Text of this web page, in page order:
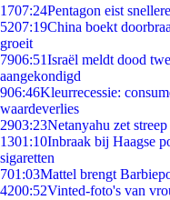
1707:24Pentagon eist
5207:19China boekt
groeit
7906:51Israël meldt dood
aangekondigd
906:46Kleurrecessie:
waardeverlies
2903:23Netanyahu zet
1301:10Inbraak bij Haagse
sigaretten
701:03Mattel brengt
4200:52Vinted-foto's van